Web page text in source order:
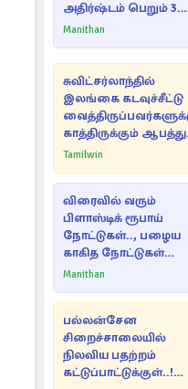
அதிர்ஷ்டம் பெறும் 3
ராசிகள்!
Manithan
சுவிட்சர்லாந்தில்
இலங்கை கடவுச்சீட்டு
காத்திருக்கும்
Tamilwin
விரைவில் வரும்
பிளாஸ்டிக் ரூபாய்
நோட்டுகள்.., பழைய
காகித நோட்டுகள்
செல்லுமா?
Manithan
பல்லன்சேன
சிறைச்சாலையில்
நிலவிய பதற்றம்
கட்டுப்பாட்டுக்குள்..!